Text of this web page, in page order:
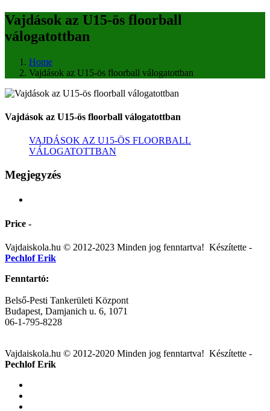
Vajdások az U15-ös floorball
válogatottban
Home
Vajdások az U15-ös floorball válogatottban
Vajdások az U15-ös floorball válogatottban
VAJDÁSOK AZ U15-ÖS FLOORBALL
VÁLOGATOTTBAN
Megjegyzés
Price -
Vajdaiskola.hu © 2012-2023 Minden jog fenntartva! ‎‎‏‏‎ ‎Készítette -
Pechlof Erik
Fenntartó:
Belső-Pesti Tankerületi Központ
Budapest, Damjanich u. 6, 1071
06-1-795-8228
Vajdaiskola.hu © 2012-2020 Minden jog fenntartva! ‎‎‏‏‎ ‎Készítette -
Pechlof Erik